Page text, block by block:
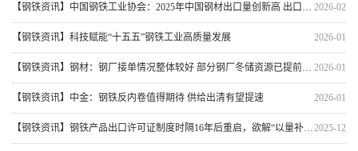
2026-02
【钢铁资讯】中国钢铁工业协会：2025年中国钢材出口量创新高 出口钢材1.19亿吨
2026-01
【钢铁资讯】科技赋能“十五五”钢铁工业高质量发展
2026-01
【钢铁资讯】钢材：钢厂接单情况整体较好 部分钢厂冬储资源已提前锁定
2026-01
【钢铁资讯】中金：钢铁反内卷值得期待 供给出清有望提速
2025-12
【钢铁资讯】钢铁产品出口许可证制度时隔16年后重启，欲解“以量补价”困局